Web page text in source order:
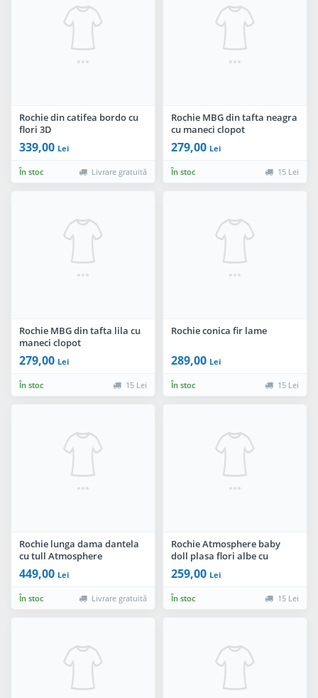
Rochie din catifea bordo cu
flori 3D
339,00 Lei
În stoc Livrare gratuită
Rochie MBG din tafta neagra
cu maneci clopot
279,00 Lei
În stoc 15 Lei
Rochie MBG din tafta lila cu
maneci clopot
279,00 Lei
În stoc 15 Lei
Rochie conica fir lame
289,00 Lei
În stoc 15 Lei
Rochie lunga dama dantela
cu tull Atmosphere
449,00 Lei
În stoc Livrare gratuită
Rochie Atmosphere baby
doll plasa flori albe cu
spatele gol
259,00 Lei
În stoc 15 Lei